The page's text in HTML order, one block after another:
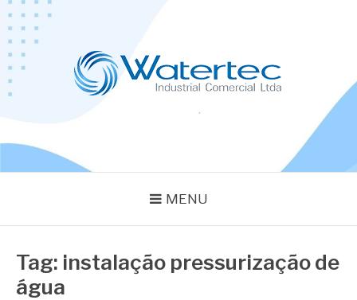
Pular
para
conteúdo
MENU
Tag: instalação pressurização de
água